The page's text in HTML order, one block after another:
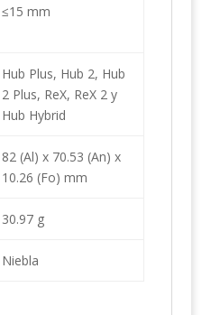
≤15 mm
Hub Plus, Hub 2, Hub
2 Plus, ReX, ReX 2 y
Hub Hybrid
82 (Al) x 70.53 (An) x
10.26 (Fo) mm
30.97 g
Niebla